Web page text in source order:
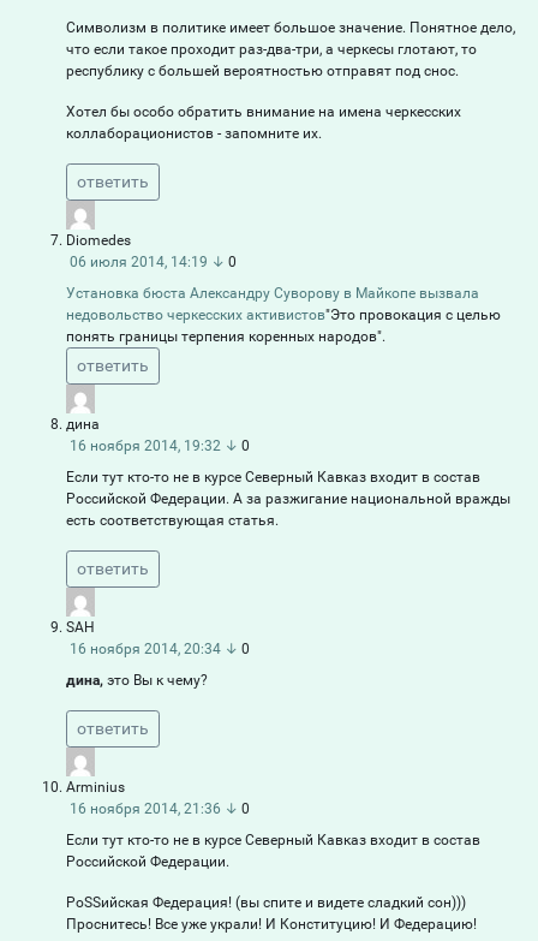
Символизм в политике имеет большое значение. Понятное дело,
что если такое проходит раз-два-три, а черкесы глотают, то
республику с большей вероятностью отправят под снос.
Хотел бы особо обратить внимание на имена черкесских
коллаборационистов - запомните их.
ответить
Diomedes
06 июля 2014, 14:19 ↓ 0
Установка бюста Александру Суворову в Майкопе вызвала
недовольство черкесских активистов"Это провокация с целью
понять границы терпения коренных народов".
ответить
дина
16 ноября 2014, 19:32 ↓ 0
Если тут кто-то не в курсе Северный Кавказ входит в состав
Российской Федерации. А за разжигание национальной вражды
есть соответствующая статья.
ответить
SAH
16 ноября 2014, 20:34 ↓ 0
дина, это Вы к чему?
ответить
Arminius
16 ноября 2014, 21:36 ↓ 0
Если тут кто-то не в курсе Северный Кавказ входит в состав
Российской Федерации.
РоSSийская Федерация! (вы спите и видете сладкий сон)))
Проснитесь! Все уже украли! И Конституцию! И Федерацию!